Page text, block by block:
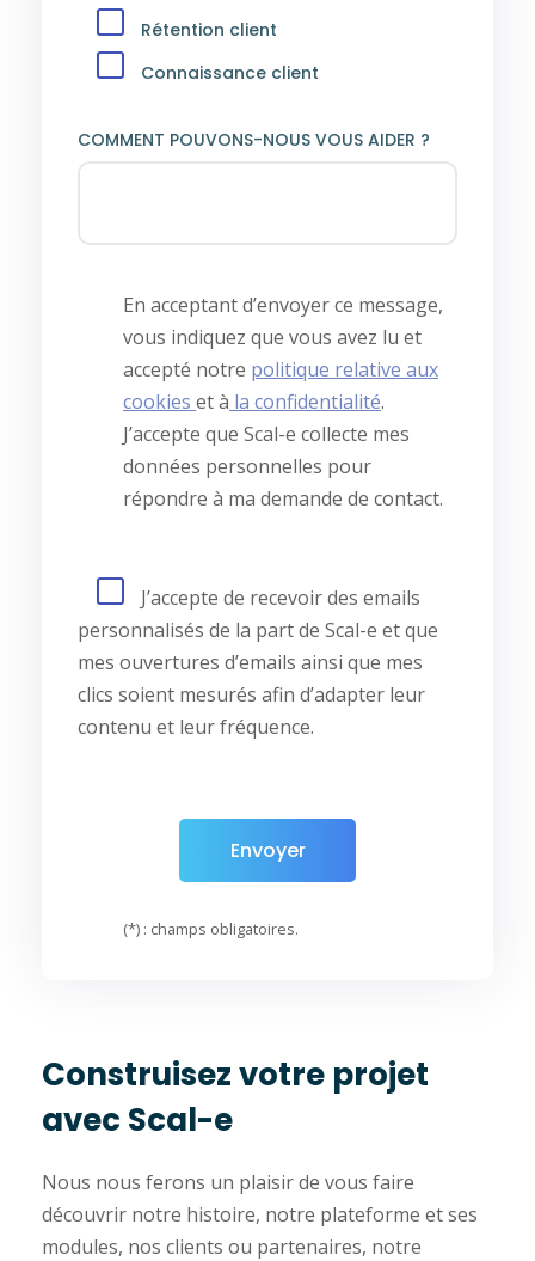
Rétention client
Connaissance client
COMMENT POUVONS-NOUS VOUS AIDER ?
En acceptant d’envoyer ce message,
vous indiquez que vous avez lu et
accepté notre politique relative aux
cookies et à la confidentialité.
J’accepte que Scal-e collecte mes
données personnelles pour
répondre à ma demande de contact.
J’accepte de recevoir des emails
personnalisés de la part de Scal-e et que
mes ouvertures d’emails ainsi que mes
clics soient mesurés afin d’adapter leur
contenu et leur fréquence.
(*) : champs obligatoires.
Construisez votre projet
avec Scal-e
Nous nous ferons un plaisir de vous faire
découvrir notre histoire, notre plateforme et ses
modules, nos clients ou partenaires, notre